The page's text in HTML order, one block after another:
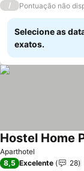
/ Pontuação não
Selecione as
exatos.
Aparthotel
Hostel Home
8,5 Excelente 28